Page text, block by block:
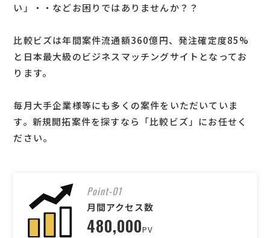
い」・・などお困りではありませんか？？
比較ビズは年間案件流通額360億円、発注確定度85%
と日本最大級のビジネスマッチングサイトとなってお
ります。
毎月大手企業様等にも多くの案件をいただいていま
す。新規開拓案件を探すなら「比較ビズ」にお任せく
ださい。
Point-01
月間アクセス数
480,000PV